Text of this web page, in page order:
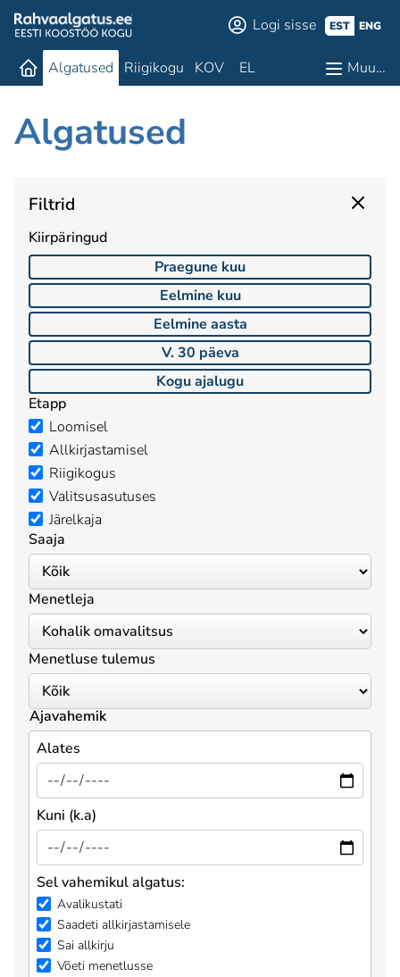
Logi sisse EST ENG
Algatused Riigikogu KOV EL Muu…
Algatused
Filtrid
Kiirpäringud
Praegune kuu
Eelmine kuu
Eelmine aasta
V. 30 päeva
Kogu ajalugu
Etapp
Loomisel
Allkirjastamisel
Riigikogus
Valitsusasutuses
Järelkaja
Saaja
Menetleja
Menetluse tulemus
Ajavahemik
Alates
Kuni (k.a)
Sel vahemikul algatus:
Avalikustati
Saadeti allkirjastamisele
Sai allkirju
Võeti menetlusse